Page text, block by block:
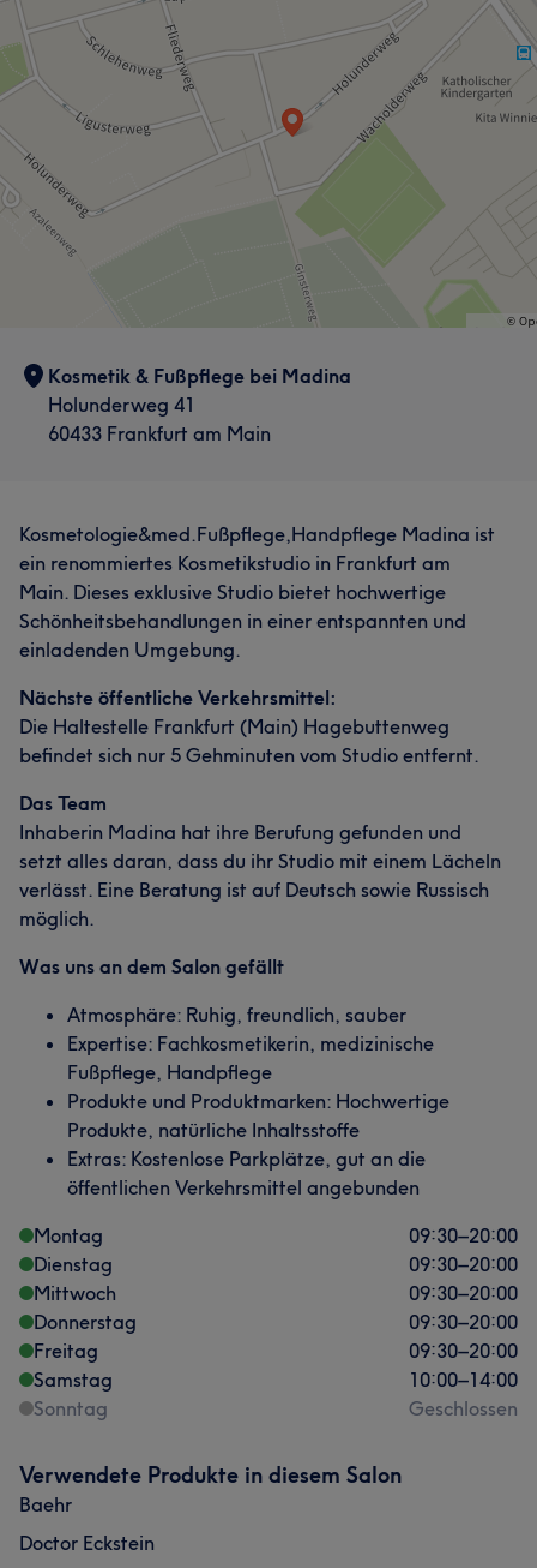
Kosmetik & Fußpflege bei Madina
Holunderweg 41
60433 Frankfurt am Main
Kosmetologie&med.Fußpflege,Handpflege Madina ist
ein renommiertes Kosmetikstudio in Frankfurt am
Main. Dieses exklusive Studio bietet hochwertige
Schönheitsbehandlungen in einer entspannten und
einladenden Umgebung.
Nächste öffentliche Verkehrsmittel:
Die Haltestelle Frankfurt (Main) Hagebuttenweg
befindet sich nur 5 Gehminuten vom Studio entfernt.
Das Team
Inhaberin Madina hat ihre Berufung gefunden und
setzt alles daran, dass du ihr Studio mit einem Lächeln
verlässt. Eine Beratung ist auf Deutsch sowie Russisch
möglich.
Was uns an dem Salon gefällt
Atmosphäre: Ruhig, freundlich, sauber
Expertise: Fachkosmetikerin, medizinische
Fußpflege, Handpflege
Produkte und Produktmarken: Hochwertige
Produkte, natürliche Inhaltsstoffe
Extras: Kostenlose Parkplätze, gut an die
öffentlichen Verkehrsmittel angebunden
Montag
09:30–20:00
Dienstag
09:30–20:00
Mittwoch
09:30–20:00
Donnerstag
09:30–20:00
Freitag
09:30–20:00
Samstag
10:00–14:00
Sonntag
Geschlossen
Verwendete Produkte in diesem Salon
Baehr
Doctor Eckstein